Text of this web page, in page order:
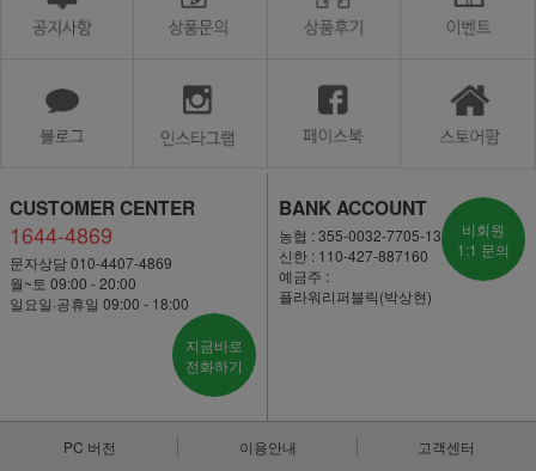
CUSTOMER CENTER
1644-4869
문자상담 010-4407-4869
월~토 09:00 - 20:00
일요일·공휴일 09:00 - 18:00
지금바로
전화하기
BANK ACCOUNT
농협 : 355-0032-7705-13
신한 : 110-427-887160
예금주 :
플라워리퍼블릭(박상현)
비회원
1:1 문의
PC 버전 이용안내 고객센터